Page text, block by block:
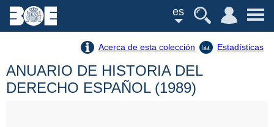
es
Acerca de esta colección Estadísticas
ANUARIO DE HISTORIA DEL
DERECHO ESPAÑOL (1989)